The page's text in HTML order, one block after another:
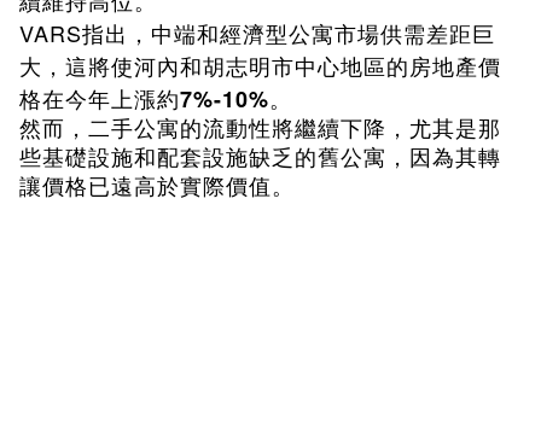
VARS指出，中端和經濟型公寓市場供需差距巨
大，這將使河內和胡志明市中心地區的房地產價
格在今年上漲約7%-10%。
然而，二手公寓的流動性將繼續下降，尤其是那
些基礎設施和配套設施缺乏的舊公寓，因為其轉
讓價格已遠高於實際價值。